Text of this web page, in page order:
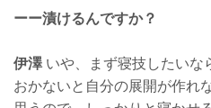
ーー漬けるんですか？
伊澤いや、まず寝技したいな
おかないと自分の展開が作れ